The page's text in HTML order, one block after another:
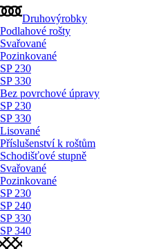
Druhovýrobky
Podlahové rošty
Svařované
Pozinkované
SP 230
SP 330
Bez povrchové úpravy
SP 230
SP 330
Lisované
Příslušenství k roštům
Schodišťové stupně
Svařované
Pozinkované
SP 230
SP 240
SP 330
SP 340